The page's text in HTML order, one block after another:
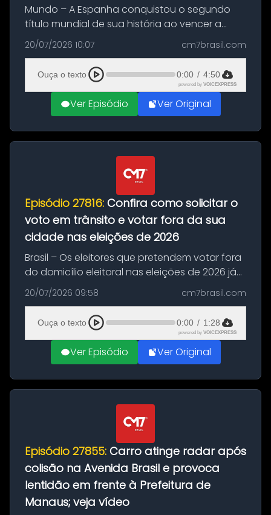
Mundo – A Espanha conquistou o segundo
título mundial de sua história ao vencer a
Argentina por 1 a 0, neste domingo (19), na
decisão da Copa do Mundo de 2026. Depois
de um duelo sem gols durante o te...
20/07/2026 10:07 cm7brasil.com
Ouça o texto 0:00 / 4:50
powered by VOICEXPRESS
Ver Episódio Ver Original
Episódio 27816: Confira como solicitar o
voto em trânsito e votar fora da sua
cidade nas eleições de 2026
Brasil – Os eleitores que pretendem votar fora
do domicílio eleitoral nas eleições de 2026 já
podem solicitar o voto em trânsito a partir
desta segunda-feira (20). O pedido pode ser
feito até 20 de ag...
20/07/2026 09:58 cm7brasil.com
Ouça o texto 0:00 / 1:28
powered by VOICEXPRESS
Ver Episódio Ver Original
Episódio 27855: Carro atinge radar após
colisão na Avenida Brasil e provoca
lentidão em frente à Prefeitura de
Manaus; veja vídeo